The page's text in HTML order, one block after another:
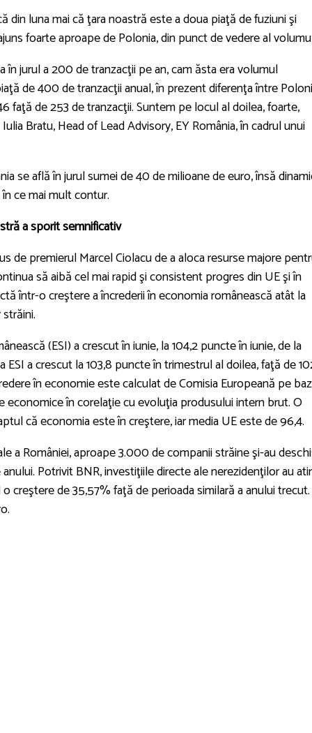
din luna mai că ţara noastră este a doua piaţă de fuziuni şi
foarte aproape de Polonia, din punct de vedere al
jurul a 200 de tranzacţii pe an, cam ăsta era volumul
de 400 de tranzacţii anual, în prezent diferenţa între
faţă de 253 de tranzacţii. Suntem pe locul al doilea, foarte,
Bratu, Head of Lead Advisory, EY România, în cadrul unui
se află în jurul sumei de 40 de milioane de euro, însă
ce mai mult contur.
a sporit semnificativ
de premierul Marcel Ciolacu de a aloca resurse majore
să aibă cel mai rapid şi consistent progres din UE şi în
într-o creştere a încrederii în economia românească atât la
(ESI) a crescut în iunie, la 104,2 puncte în iunie, de la
ESI a crescut la 103,8 puncte în trimestrul al doilea, faţă de
în economie este calculat de Comisia Europeană pe
economice în corelaţie cu evoluţia produsului intern brut. O
că economia este în creştere, iar media UE este de 96,4.
a României, aproape 3.000 de companii străine şi-au
Potrivit BNR, investiţiile directe ale nerezidenţilor au
creştere de 35,57% faţă de perioada similară a anului trecut.